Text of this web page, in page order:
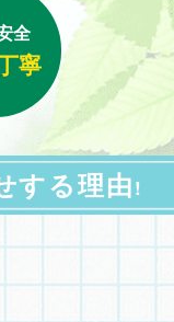
全
寧
する理由!